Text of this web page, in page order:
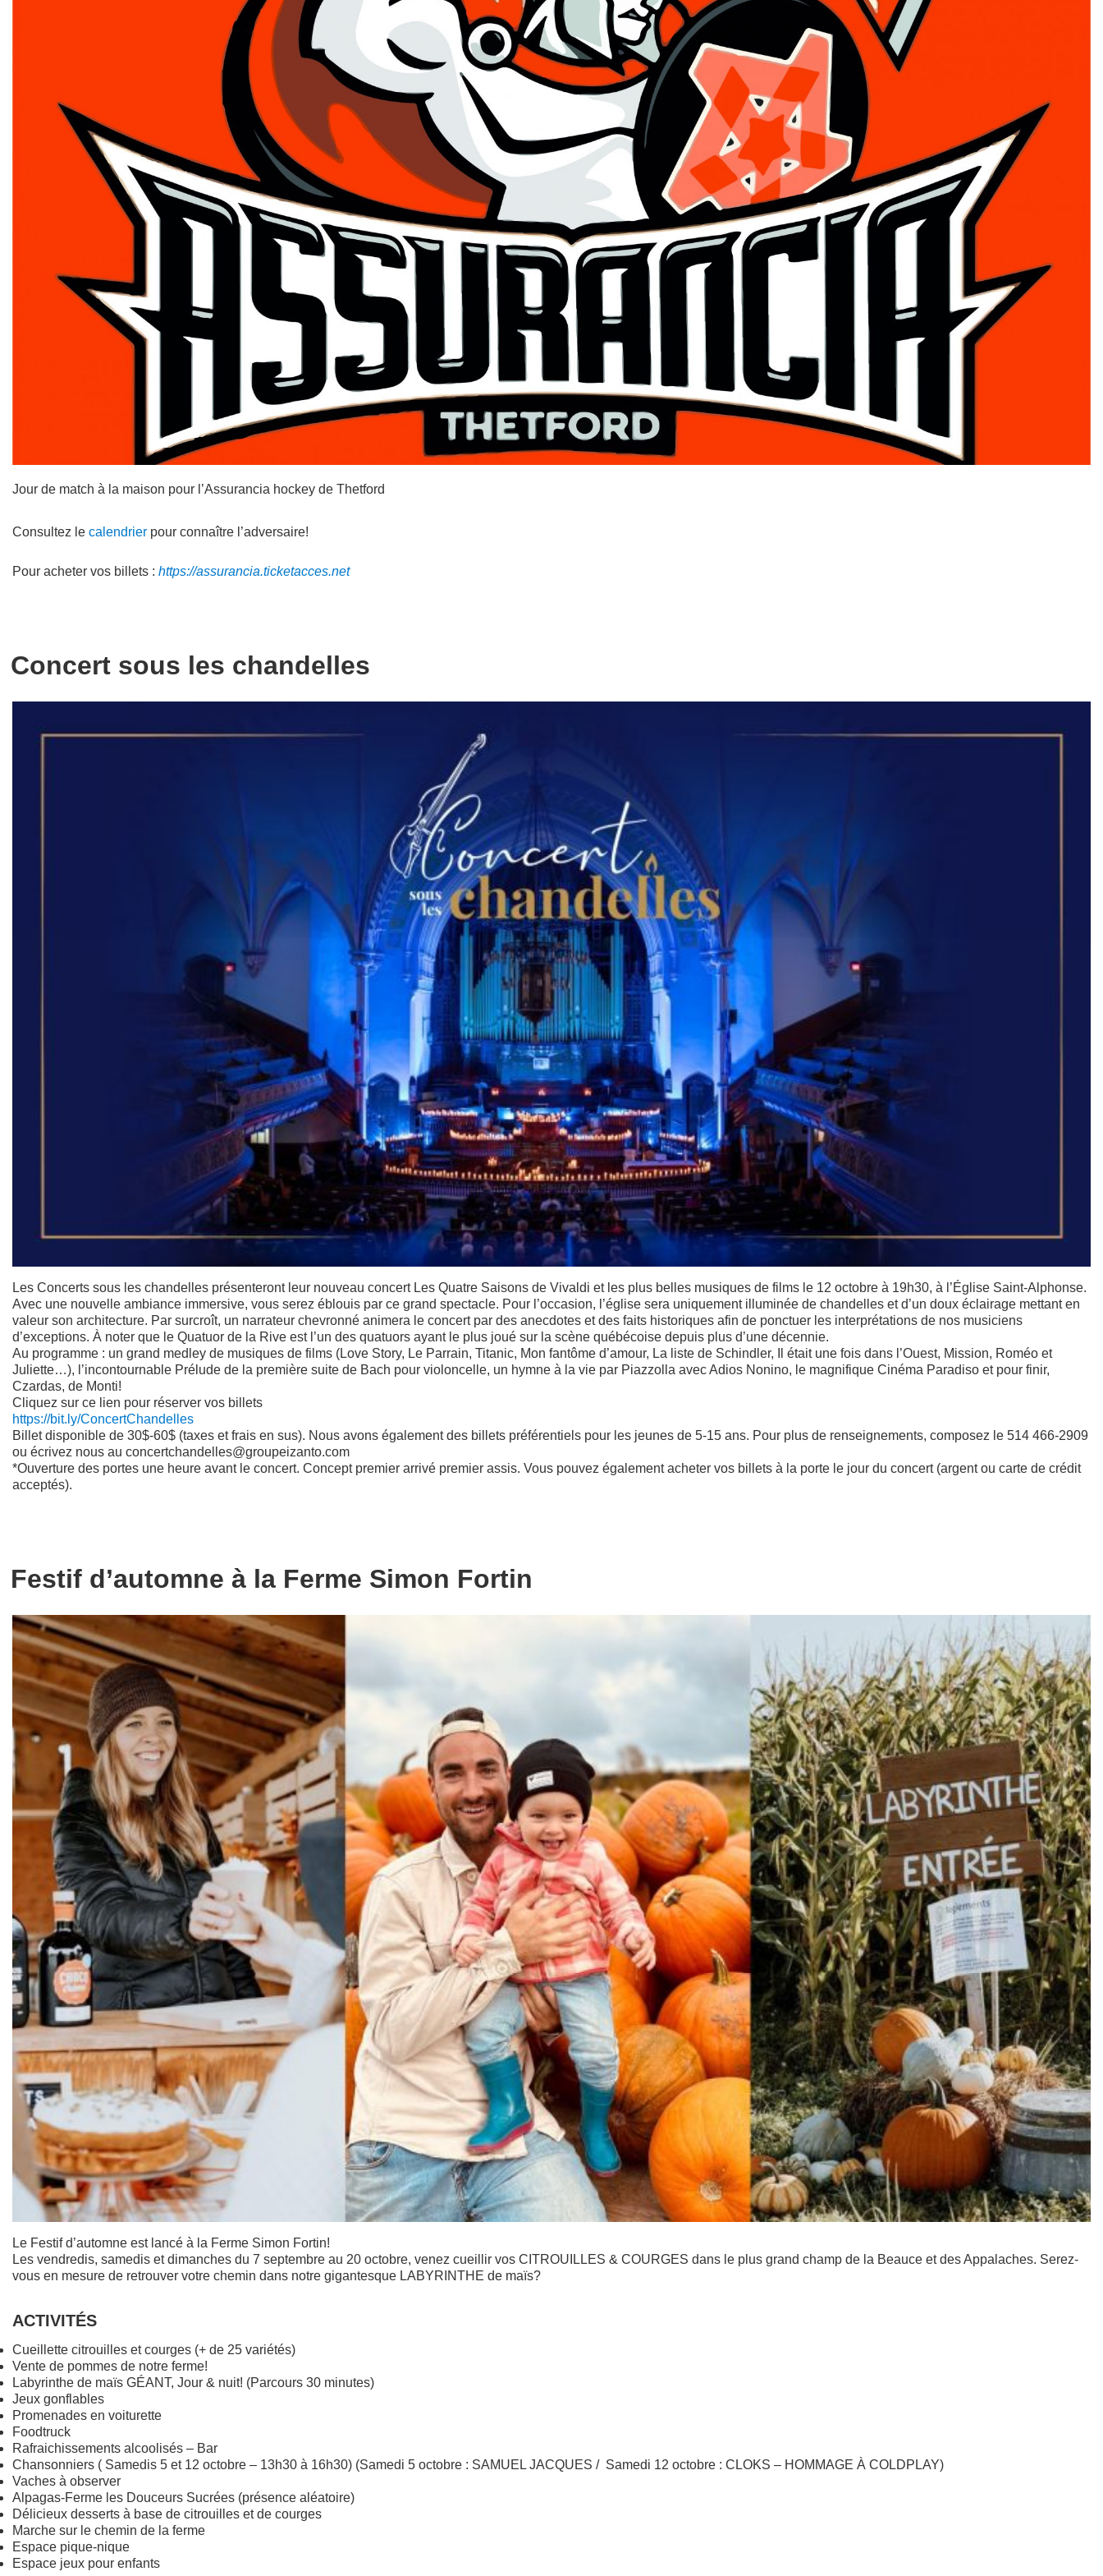
Jour de match à la maison pour l’Assurancia hockey de Thetford
Consultez le calendrier pour connaître l’adversaire!
Pour acheter vos billets : https://assurancia.ticketacces.net
Concert sous les chandelles
Les Concerts sous les chandelles présenteront leur nouveau concert Les Quatre Saisons de Vivaldi et les plus belles musiques de films le 12 octobre à 19h30, à l’Église Saint-Alphonse.
Avec une nouvelle ambiance immersive, vous serez éblouis par ce grand spectacle. Pour l’occasion, l’église sera uniquement illuminée de chandelles et d’un doux éclairage mettant en
valeur son architecture. Par surcroît, un narrateur chevronné animera le concert par des anecdotes et des faits historiques afin de ponctuer les interprétations de nos musiciens
d’exceptions. À noter que le Quatuor de la Rive est l’un des quatuors ayant le plus joué sur la scène québécoise depuis plus d’une décennie.
Au programme : un grand medley de musiques de films (Love Story, Le Parrain, Titanic, Mon fantôme d’amour, La liste de Schindler, Il était une fois dans l’Ouest, Mission, Roméo et
Juliette…), l’incontournable Prélude de la première suite de Bach pour violoncelle, un hymne à la vie par Piazzolla avec Adios Nonino, le magnifique Cinéma Paradiso et pour finir,
Czardas, de Monti!
Cliquez sur ce lien pour réserver vos billets
https://bit.ly/ConcertChandelles
Billet disponible de 30$-60$ (taxes et frais en sus). Nous avons également des billets préférentiels pour les jeunes de 5-15 ans. Pour plus de renseignements, composez le 514 466-2909
ou écrivez nous au concertchandelles@groupeizanto.com
*Ouverture des portes une heure avant le concert. Concept premier arrivé premier assis. Vous pouvez également acheter vos billets à la porte le jour du concert (argent ou carte de crédit
acceptés).
Festif d’automne à la Ferme Simon Fortin
Le Festif d’automne est lancé à la Ferme Simon Fortin!
Les vendredis, samedis et dimanches du 7 septembre au 20 octobre, venez cueillir vos CITROUILLES & COURGES dans le plus grand champ de la Beauce et des Appalaches. Serez-
vous en mesure de retrouver votre chemin dans notre gigantesque LABYRINTHE de maïs?
ACTIVITÉS
​​​Cueillette citrouilles et courges (+ de 25 variétés)
Vente de pommes de notre ferme!
Labyrinthe de maïs GÉANT, Jour & nuit! (Parcours 30 minutes)
Jeux gonflables
Promenades en voiturette
Foodtruck
Rafraichissements alcoolisés – Bar
Chansonniers ( Samedis 5 et 12 octobre – 13h30 à 16h30) (Samedi 5 octobre : SAMUEL JACQUES / Samedi 12 octobre : CLOKS – HOMMAGE À COLDPLAY)
Vaches à observer
Alpagas-Ferme les Douceurs Sucrées (présence aléatoire)
Délicieux desserts à base de citrouilles et de courges
Marche sur le chemin de la ferme
Espace pique-nique
Espace jeux pour enfants